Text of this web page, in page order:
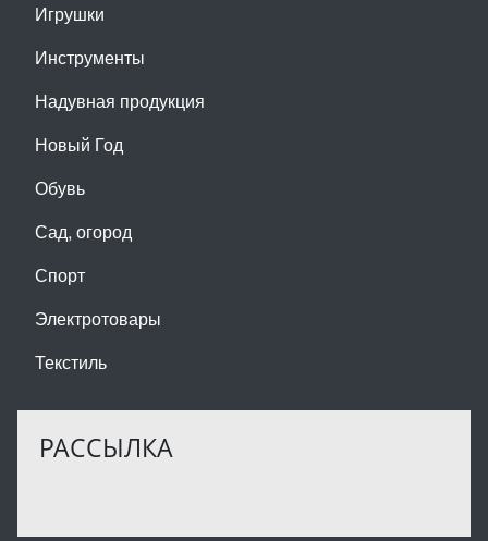
Игрушки
Инструменты
Надувная продукция
Новый Год
Обувь
Сад, огород
Спорт
Электротовары
Текстиль
РАССЫЛКА